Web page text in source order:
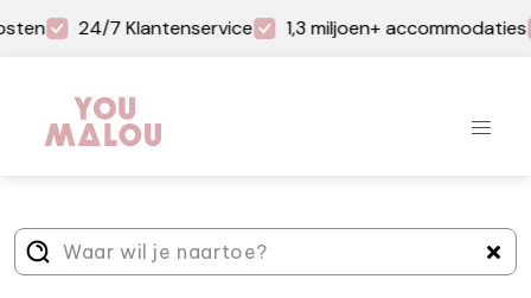
24/7 Klantenservice 1,3 miljoen+ accommodaties